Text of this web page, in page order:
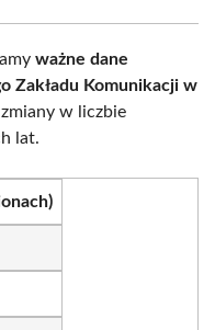
ważne dane
Zakładu Komunikacji w
w liczbie
lat.